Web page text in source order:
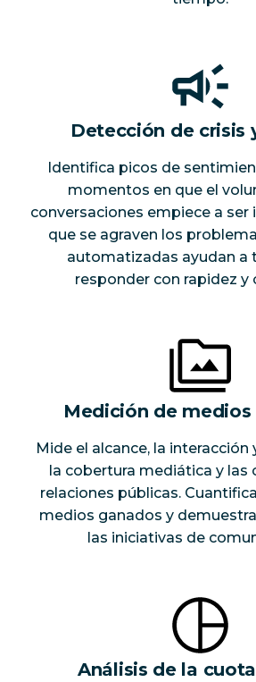
Detección de crisis
Identifica picos de
momentos en que el
conversaciones empiece a ser
que se agraven los
automatizadas ayudan a
responder con rapidez y
Medición de medios
Mide el alcance, la
la cobertura mediática y las
relaciones públicas.
medios ganados y
las iniciativas de
Análisis de la